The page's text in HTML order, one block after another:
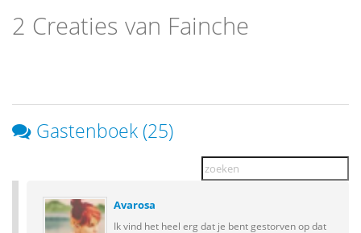
2 Creaties van Fainche
Gastenboek (25)
Avarosa
Ik vind het heel erg dat je bent gestorven op dat